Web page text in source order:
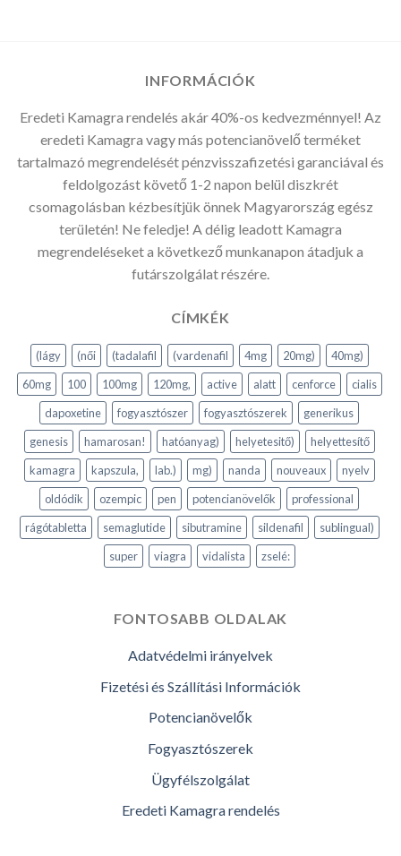
INFORMÁCIÓK
Eredeti Kamagra rendelés akár 40%-os kedvezménnyel! Az
eredeti Kamagra vagy más potencianövelő terméket
tartalmazó megrendelését pénzvisszafizetési garanciával és
feldolgozást követő 1-2 napon belül diszkrét
csomagolásban kézbesítjük önnek Magyarország egész
területén! Ne feledje! A délig leadott Kamagra
megrendeléseket a következő munkanapon átadjuk a
futárszolgálat részére.
CÍMKÉK
(lágy (női (tadalafil (vardenafil 4mg 20mg)
40mg)
60mg
100 100mg 120mg, active alatt cenforce
cialis
dapoxetine
fogyasztószer fogyasztószerek
generikus
genesis
hamarosan! hatóanyag) helyetesitő)
helyettesítő
kamagra
kapszula, lab.) mg) nanda nouveaux
nyelv
oldódik
ozempic pen potencianövelők
professional
rágótabletta
semaglutide sibutramine sildenafil
sublingual)
super
viagra vidalista zselé:
FONTOSABB OLDALAK
Adatvédelmi irányelvek
Fizetési és Szállítási Információk
Potencianövelők
Fogyasztószerek
Ügyfélszolgálat
Eredeti Kamagra rendelés